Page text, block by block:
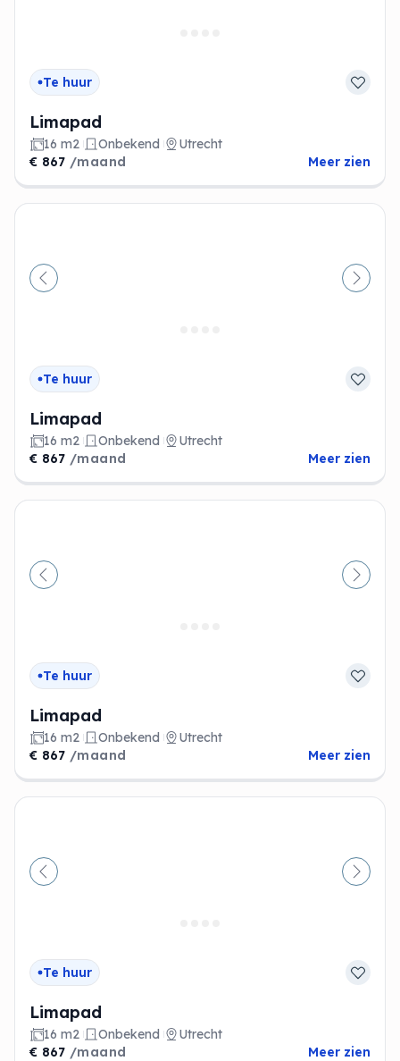
Te huur
Limapad
16 m2 Onbekend
Utrecht
€ 867 /maand Meer zien
Vorige
Te huur
Limapad
16 m2 Onbekend
Utrecht
€ 867 /maand Meer zien
Vorige
Te huur
Limapad
16 m2 Onbekend
Utrecht
€ 867 /maand Meer zien
Vorige
Te huur
Limapad
16 m2 Onbekend
Utrecht
€ 867 /maand Meer zien